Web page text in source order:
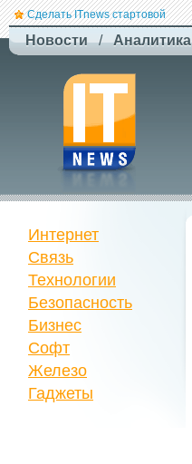
Сделать ITnews стартовой
Новости / Аналитика
нової серії станцій -
STREAM 5000
Интернет
Связь
Технологии
Безопасность
Бизнес
Софт
Железо
Гаджеты